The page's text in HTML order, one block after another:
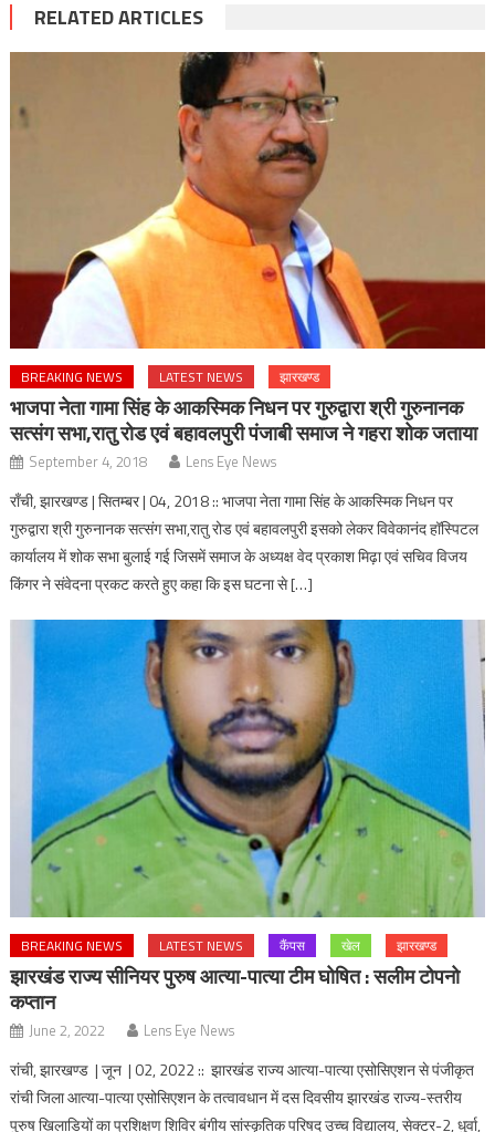
RELATED ARTICLES
BREAKING NEWS LATEST NEWS झारखण्ड
भाजपा नेता गामा सिंह के आकस्मिक निधन पर गुरुद्वारा श्री गुरुनानक
सत्संग सभा,रातु रोड एवं बहावलपुरी पंजाबी समाज ने गहरा शोक जताया
September 4, 2018 Lens Eye News
राँची, झारखण्ड | सितम्बर | 04, 2018 :: भाजपा नेता गामा सिंह के आकस्मिक निधन पर
गुरुद्वारा श्री गुरुनानक सत्संग सभा,रातु रोड एवं बहावलपुरी इसको लेकर विवेकानंद हॉस्पिटल
कार्यालय में शोक सभा बुलाई गई जिसमें समाज के अध्यक्ष वेद प्रकाश मिढ़ा एवं सचिव विजय
किंगर ने संवेदना प्रकट करते हुए कहा कि इस घटना से […]
BREAKING NEWS LATEST NEWS कैंपस खेल झारखण्ड
झारखंड राज्य सीनियर पुरुष आत्या-पात्या टीम घोषित : सलीम टोपनो
कप्तान
June 2, 2022 Lens Eye News
रांची, झारखण्ड | जून | 02, 2022 :: झारखंड राज्य आत्या-पात्या एसोसिएशन से पंजीकृत
रांची जिला आत्या-पात्या एसोसिएशन के तत्वावधान में दस दिवसीय झारखंड राज्य-स्तरीय
पुरुष खिलाडियों का प्रशिक्षण शिविर बंगीय सांस्कृतिक परिषद उच्च विद्यालय, सेक्टर-2, धुर्वा,